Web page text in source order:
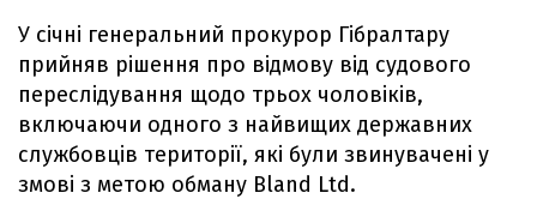
У січні генеральний прокурор Гібралтару
прийняв рішення про відмову від судового
переслідування щодо трьох чоловіків,
включаючи одного з найвищих державних
службовців території, які були звинувачені у
змові з метою обману Bland Ltd.